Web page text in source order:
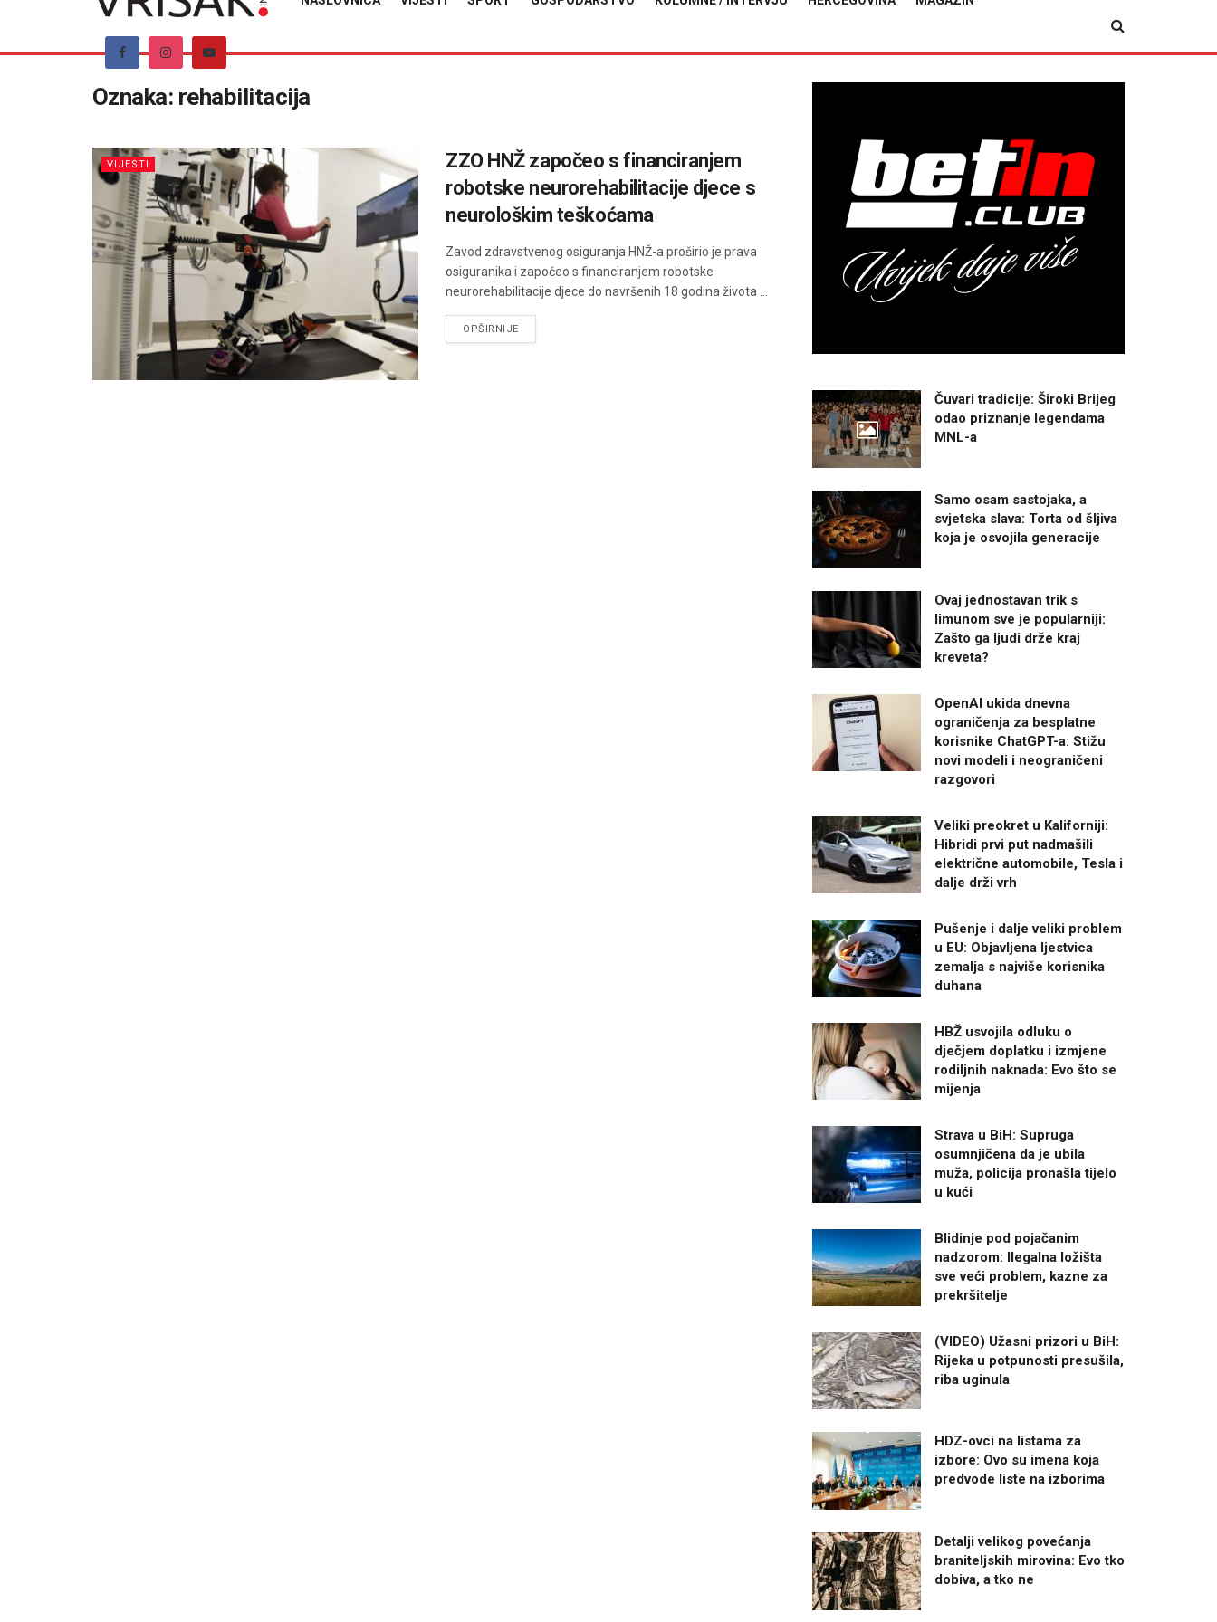
Oznaka: rehabilitacija
VIJESTI
ZZO HNŽ započeo s financiranjem
robotske neurorehabilitacije djece s
neurološkim teškoćama
Zavod zdravstvenog osiguranja HNŽ-a proširio je prava
osiguranika i započeo s financiranjem robotske
neurorehabilitacije djece do navršenih 18 godina života ...
OPŠIRNIJEDETAILS
Čuvari tradicije: Široki Brijeg
odao priznanje legendama
MNL-a
Samo osam sastojaka, a
svjetska slava: Torta od šljiva
koja je osvojila generacije
Ovaj jednostavan trik s
limunom sve je popularniji:
Zašto ga ljudi drže kraj
kreveta?
OpenAI ukida dnevna
ograničenja za besplatne
korisnike ChatGPT-a: Stižu
novi modeli i neograničeni
razgovori
Veliki preokret u Kaliforniji:
Hibridi prvi put nadmašili
električne automobile, Tesla i
dalje drži vrh
Pušenje i dalje veliki problem
u EU: Objavljena ljestvica
zemalja s najviše korisnika
duhana
HBŽ usvojila odluku o
dječjem doplatku i izmjene
rodiljnih naknada: Evo što se
mijenja
Strava u BiH: Supruga
osumnjičena da je ubila
muža, policija pronašla tijelo
u kući
Blidinje pod pojačanim
nadzorom: Ilegalna ložišta
sve veći problem, kazne za
prekršitelje
(VIDEO) Užasni prizori u BiH:
Rijeka u potpunosti presušila,
riba uginula
HDZ-ovci na listama za
izbore: Ovo su imena koja
predvode liste na izborima
Detalji velikog povećanja
braniteljskih mirovina: Evo tko
dobiva, a tko ne